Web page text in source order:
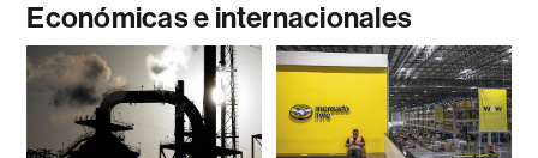
Económicas e internacionales